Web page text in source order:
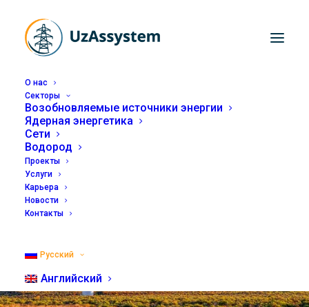
О нас
Секторы
Возобновляемые источники энергии
Ядерная энергетика
Сети
Водород
Проекты
Услуги
Карьера
Новости
Контакты
Русский
Английский
Веб-история:
UzAssystem оказывает
содействие
Узбекистану в освоении